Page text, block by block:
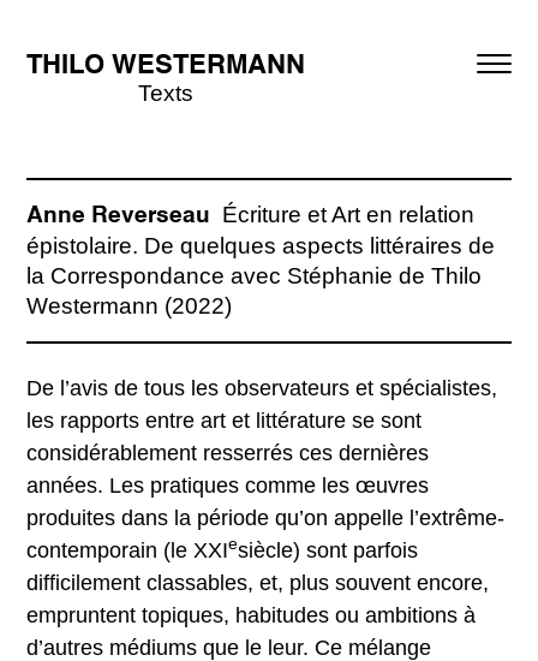
THILO WESTERMANN
Texts
Anne Reverseau
Écriture et Art en relation
épistolaire. De quelques aspects littéraires de
la Correspondance avec Stéphanie de Thilo
Westermann (2022)
De l’avis de tous les observateurs et spécialistes,
les rapports entre art et littérature se sont
considérablement resserrés ces dernières
années. Les pratiques comme les œuvres
produites dans la période qu’on appelle l’extrême-
contemporain (le XXIesiècle) sont parfois
difficilement classables, et, plus souvent encore,
empruntent topiques, habitudes ou ambitions à
d’autres médiums que le leur. Ce mélange